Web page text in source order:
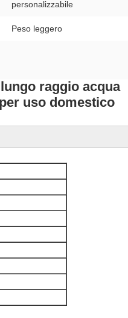
personalizzabile
Peso leggero
raggio acqua
uso domestico